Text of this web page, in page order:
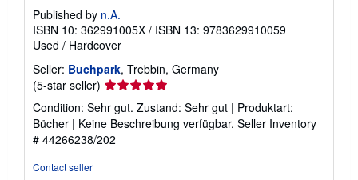
Published by n.A.
ISBN 10: 362991005X / ISBN 13: 9783629910059
Used / Hardcover
Seller: Buchpark, Trebbin, Germany
(5-star seller) Seller
rating
5
out
of
Condition: Sehr gut. Zustand: Sehr gut | Produktart:
Bücher | Keine Beschreibung verfügbar. Seller Inventory
# 44266238/202
Contact seller